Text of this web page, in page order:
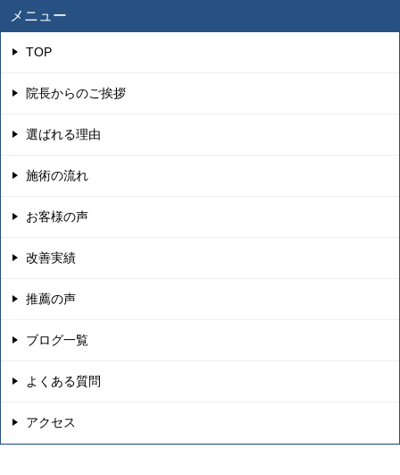
メニュー
TOP
院長からのご挨拶
選ばれる理由
施術の流れ
お客様の声
改善実績
推薦の声
ブログ一覧
よくある質問
アクセス